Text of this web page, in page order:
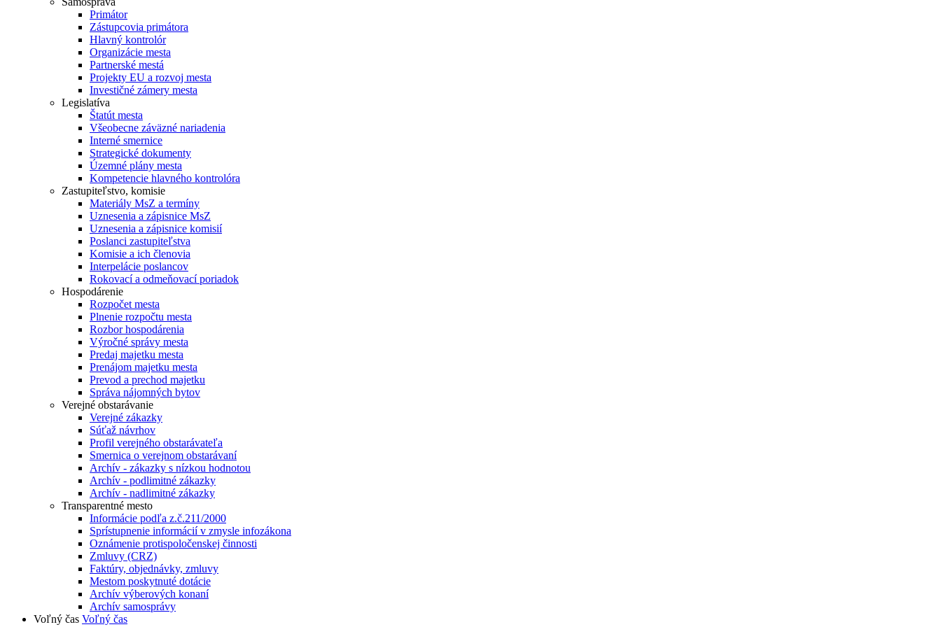
Primátor
Zástupcovia primátora
Hlavný kontrolór
Organizácie mesta
Partnerské mestá
Projekty EU a rozvoj mesta
Investičné zámery mesta
Legislatíva
Štatút mesta
Všeobecne záväzné nariadenia
Interné smernice
Strategické dokumenty
Územné plány mesta
Kompetencie hlavného kontrolóra
Zastupiteľstvo, komisie
Materiály MsZ a termíny
Uznesenia a zápisnice MsZ
Uznesenia a zápisnice komisií
Poslanci zastupiteľstva
Komisie a ich členovia
Interpelácie poslancov
Rokovací a odmeňovací poriadok
Hospodárenie
Rozpočet mesta
Plnenie rozpočtu mesta
Rozbor hospodárenia
Výročné správy mesta
Predaj majetku mesta
Prenájom majetku mesta
Prevod a prechod majetku
Správa nájomných bytov
Verejné obstarávanie
Verejné zákazky
Súťaž návrhov
Profil verejného obstarávateľa
Smernica o verejnom obstarávaní
Archív - zákazky s nízkou hodnotou
Archív - podlimitné zákazky
Archív - nadlimitné zákazky
Transparentné mesto
Informácie podľa z.č.211/2000
Sprístupnenie informácií v zmysle infozákona
Oznámenie protispoločenskej činnosti
Zmluvy (CRZ)
Faktúry, objednávky, zmluvy
Mestom poskytnuté dotácie
Archív výberových konaní
Archív samosprávy
Voľný čas Voľný čas